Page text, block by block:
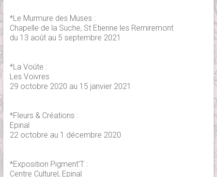
*Le Murmure des Muses :
Chapelle de la Suche, St Etienne les Remiremont
du 13 août au 5 septembre 2021
*La Voûte :
Les Voivres
29 octobre 2020 au 15 janvier 2021
*Fleurs & Créations :
Epinal
22 octobre au 1 décembre 2020
*Exposition Pigment'T :
Centre Culturel, Epinal